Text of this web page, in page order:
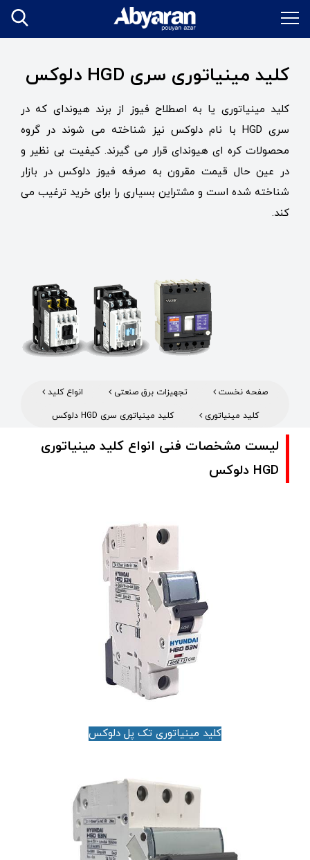
کلید مینیاتوری سری HGD دلوکس
کلید مینیاتوری یا به اصطلاح فیوز از برند هیوندای که در
سری HGD با نام دلوکس نیز شناخته می شوند در گروه
محصولات کره ای هیوندای قرار می گیرند. کیفیت بی نظیر و
در عین حال قیمت مقرون به صرفه فیوز دلوکس در بازار
شناخته شده است و مشتراین بسیاری را برای خرید ترغیب می
کند.
صفحه نخست تجهیزات برق صنعتی انواع کلید
کلید مینیاتوری کلید مینیاتوری سری HGD دلوکس
لیست مشخصات فنی انواع کلید مینیاتوری
HGD دلوکس
کلید مینیاتوری تک پل دلوکس